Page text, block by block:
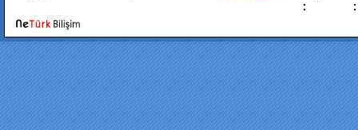
:
: